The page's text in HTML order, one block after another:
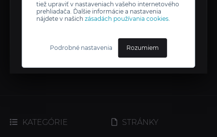
tiež upraviť v nastaveniach vašeho internetového
prehliadača. Ďalšie informácie a nastavenia
nájdete v našich zásadách používania cookies.
Podrobné nastavenia Rozumiem
Prihlásiť sa
Vašich osobných údajov.
KATEGÓRIE STRÁNKY